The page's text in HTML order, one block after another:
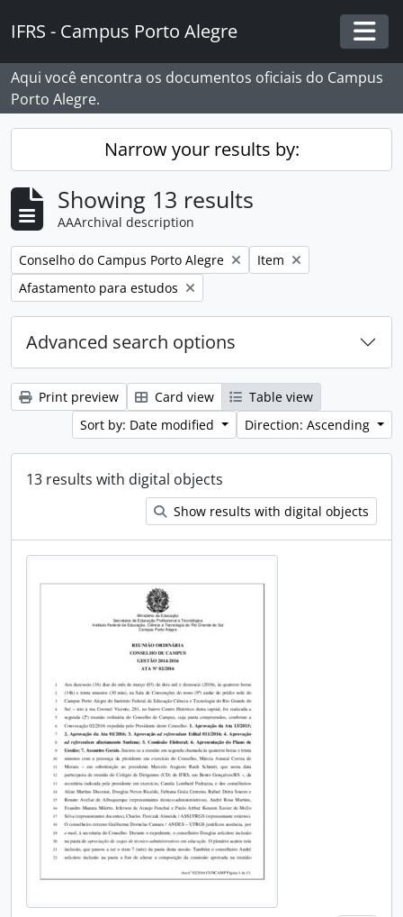
IFRS - Campus Porto Alegre
Aqui você encontra os documentos oficiais do Campus
Porto Alegre.
Narrow your results by:
Showing 13 results
AAArchival description
Remove filter:
Conselho do Campus Porto Alegre Remove filter:
Item
Remove filter:
Afastamento para estudos
Advanced search options
Print preview Card view
Table view
Sort by: Date modified
Direction: Ascending
13 results with digital objects
Show results with digital objects